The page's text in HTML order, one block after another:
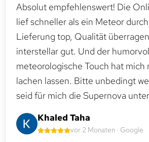
Absolut empfehlenswert! Die
lief schneller als ein Meteor
Lieferung top, Qualität
interstellar gut. Und der
meteorologische Touch hat mich
lachen lassen. Bitte unbedingt
seid für mich die Supernova
Khaled Taha
vor 2 Monaten · Google